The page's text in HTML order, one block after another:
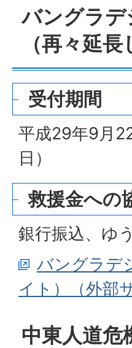
バングラデ
（再々延長
受付期間
平成29年9月
日）
救援金への
銀行振込、ゆ
バングラデ
イト）（外部
中東人道危